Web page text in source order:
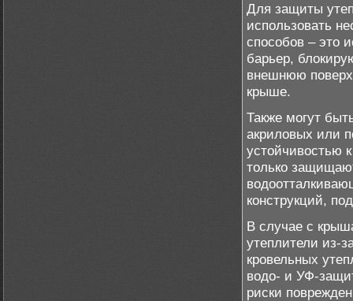
Для защиты
использовать
способов – это
барьер,
внешнюю
крыше.
Также могут
акриловых или
устойчивостью
только
конструкций,
В случае с
утеплители из-
кровельных
водо- и УФ-
риски